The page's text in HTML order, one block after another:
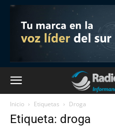
Inicio Etiquetas Droga
Etiqueta: droga